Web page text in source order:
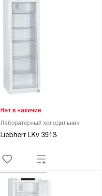
Лабораторный холодильник
Liebherr LKv 3913
Нет в наличии